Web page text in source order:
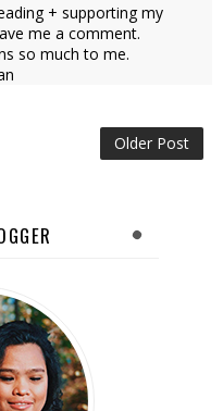
+ supporting my
me a comment.
so much to me.
Older Post